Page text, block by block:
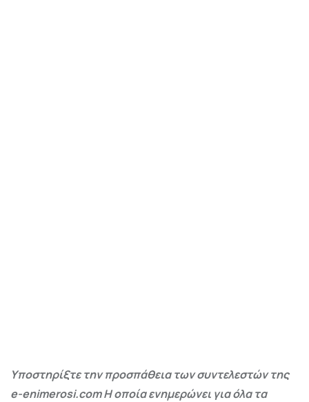
Υποστηρίξτε την προσπάθεια των συντελεστών της
e-enimerosi.com Η οποία ενημερώνει για όλα τα